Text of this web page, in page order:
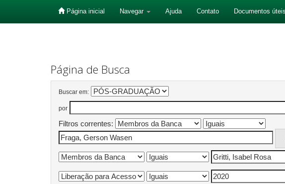
Página inicial Navegar Ajuda Contato Documentos úteis
Página de Busca
Buscar em:
por
Filtros correntes: